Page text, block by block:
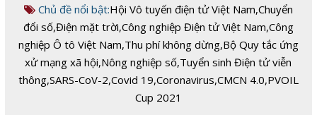
Chủ đề nổi bật:Hội Vô tuyến điện tử Việt Nam,Chuyển
đổi số,Điện mặt trời,Công nghiệp Điện tử Việt Nam,Công
nghiệp Ô tô Việt Nam,Thu phí không dừng,Bộ Quy tắc ứng
xử mạng xã hội,Nông nghiệp số,Tuyển sinh Điện tử viễn
thông,SARS-CoV-2,Covid 19,Coronavirus,CMCN 4.0,PVOIL
Cup 2021